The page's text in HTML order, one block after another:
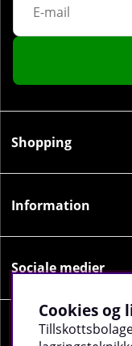
Shopping
Information
Sociale medier
Cookies og